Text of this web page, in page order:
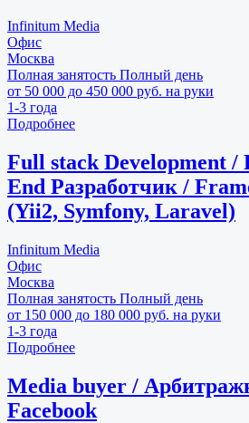
Infinitum Media
Офис
Москва
Полная занятость Полный день
от 50 000 до 450 000 руб. на руки
1-3 года
Подробнее
Full stack Development /
End Разработчик /
(Yii2, Symfony, Laravel)
Infinitum Media
Офис
Москва
Полная занятость Полный день
от 150 000 до 180 000 руб. на руки
1-3 года
Подробнее
Media buyer /
Facebook